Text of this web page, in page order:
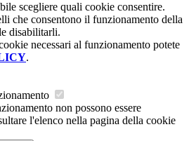
scegliere quali cookie consentire.
che consentono il funzionamento della
disabilitarli.
necessari al funzionamento potete
.
non possono essere
l'elenco nella pagina della cookie